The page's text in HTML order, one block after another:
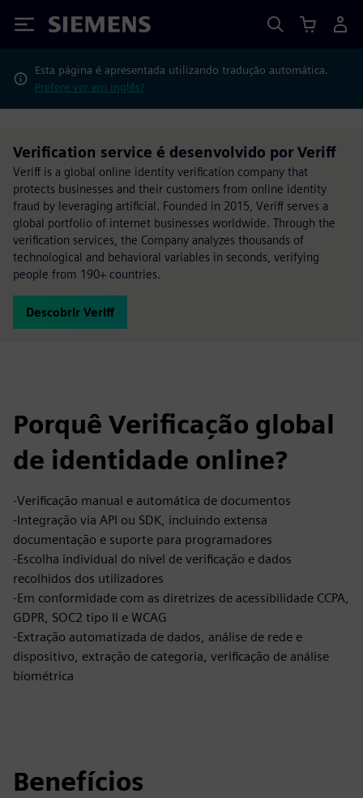
Siemens
Esta página é apresentada utilizando tradução automática.
Prefere ver em inglês?
Verification service é desenvolvido por Veriff
Veriff is a global online identity verification company that
protects businesses and their customers from online identity
fraud by leveraging artificial. Founded in 2015, Veriff serves a
global portfolio of internet businesses worldwide. Through the
verification services, the Company analyzes thousands of
technological and behavioral variables in seconds, verifying
people from 190+ countries.
Descobrir Veriff
Porquê Verificação global
de identidade online?
-Verificação manual e automática de documentos
-Integração via API ou SDK, incluindo extensa
documentação e suporte para programadores
-Escolha individual do nível de verificação e dados
recolhidos dos utilizadores
-Em conformidade com as diretrizes de acessibilidade CCPA,
GDPR, SOC2 tipo II e WCAG
-Extração automatizada de dados, análise de rede e
dispositivo, extração de categoria, verificação de análise
biométrica
Benefícios